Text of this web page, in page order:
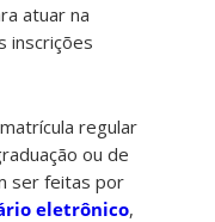
atuar na
inscrições
regular
ou de
ser feitas por
eletrônico,